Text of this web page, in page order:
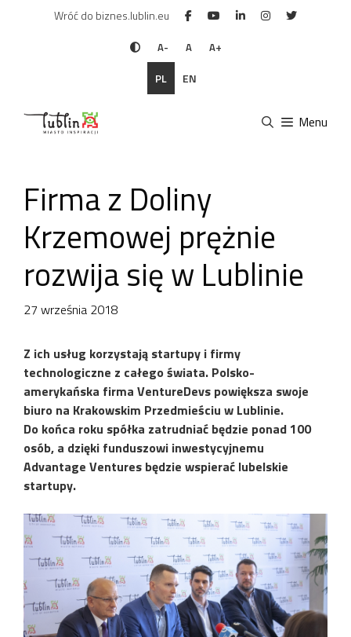
Wróć do biznes.lublin.eu
A- A A+
PL EN
Menu
Firma z Doliny
Krzemowej prężnie
rozwija się w Lublinie
27 września 2018
Z ich usług korzystają startupy i firmy
technologiczne z całego świata. Polsko-
amerykańska firma VentureDevs powiększa swoje
biuro na Krakowskim Przedmieściu w Lublinie.
Do końca roku spółka zatrudniać będzie ponad 100
osób, a dzięki funduszowi inwestycyjnemu
Advantage Ventures będzie wspierać lubelskie
startupy.